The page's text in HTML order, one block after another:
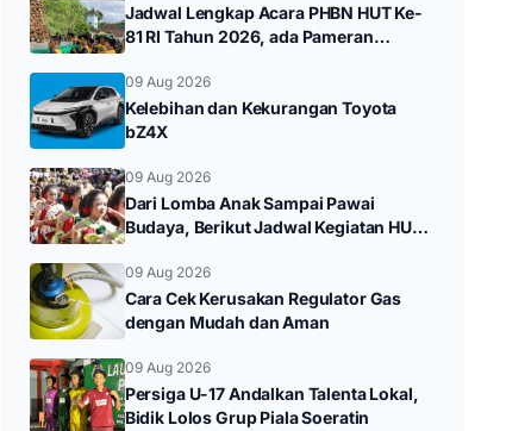
Jadwal Lengkap Acara PHBN HUT Ke-
81 RI Tahun 2026, ada Pameran
09 Aug 2026
Kelebihan dan Kekurangan Toyota
bZ4X
09 Aug 2026
Dari Lomba Anak Sampai Pawai
Budaya, Berikut Jadwal Kegiatan HUT
09 Aug 2026
Cara Cek Kerusakan Regulator Gas
dengan Mudah dan Aman
09 Aug 2026
Persiga U-17 Andalkan Talenta Lokal,
Bidik Lolos Grup Piala Soeratin